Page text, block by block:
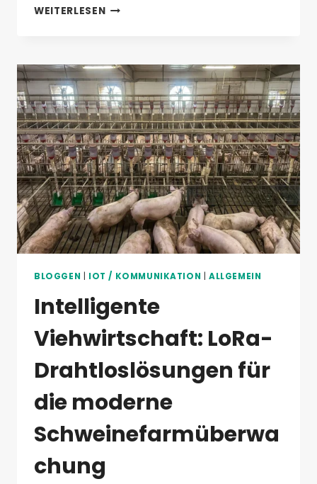
WEITERLESENVALTORIS
DETAILLIERTER
VERGLEICH
VON
LORA-
DTU-
GERÄTEN
BLOGGEN IOT / KOMMUNIKATION |ALLGEMEIN
Intelligente
Viehwirtschaft: LoRa-
Drahtloslösungen für
die moderne
Schweinefarmüberwa
chung